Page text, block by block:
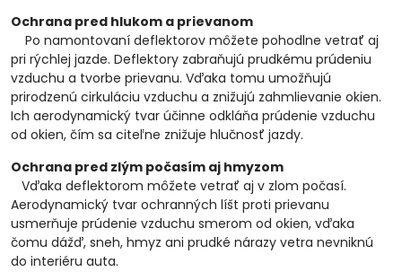
Ochrana pred hlukom a prievanom
Po namontovaní deflektorov môžete pohodlne vetrať aj
pri rýchlej jazde. Deflektory zabraňujú prudkému prúdeniu
vzduchu a tvorbe prievanu. Vďaka tomu umožňujú
prirodzenú cirkuláciu vzduchu a znižujú zahmlievanie okien.
Ich aerodynamický tvar účinne odkláňa prúdenie vzduchu
od okien, čím sa citeľne znižuje hlučnosť jazdy.
Ochrana pred zlým počasím aj hmyzom
Vďaka deflektorom môžete vetrať aj v zlom počasí.
Aerodynamický tvar ochranných líšt proti prievanu
usmerňuje prúdenie vzduchu smerom od okien, vďaka
čomu dážď, sneh, hmyz ani prudké nárazy vetra nevniknú
do interiéru auta.